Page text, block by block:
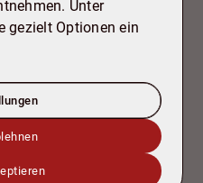
Unter
gezielt Optionen ein